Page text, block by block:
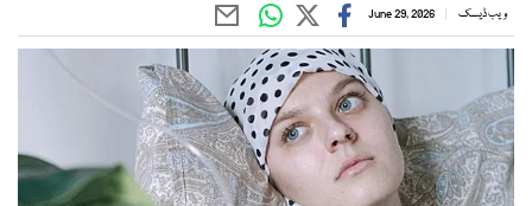
ویب ڈیسک June 29, 2026